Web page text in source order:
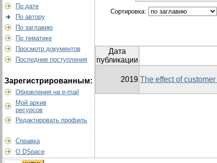
По дате
По автору
По заглавию
По тематике
Просмотр документов
Последние поступления
Зарегистрированным:
Обновления на e-mail
Мой архив
ресурсов
Редактировать профиль
Справка
О DSpace
Сортировка:
Дата
публикации
2019 The effect of